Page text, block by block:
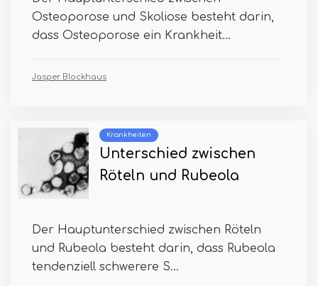
Osteoporose und Skoliose besteht darin,
dass Osteoporose ein Krankheit...
Jasper Blockhaus
Krankheiten
Unterschied zwischen
Röteln und Rubeola
Der Hauptunterschied zwischen Röteln
und Rubeola besteht darin, dass Rubeola
tendenziell schwerere S...